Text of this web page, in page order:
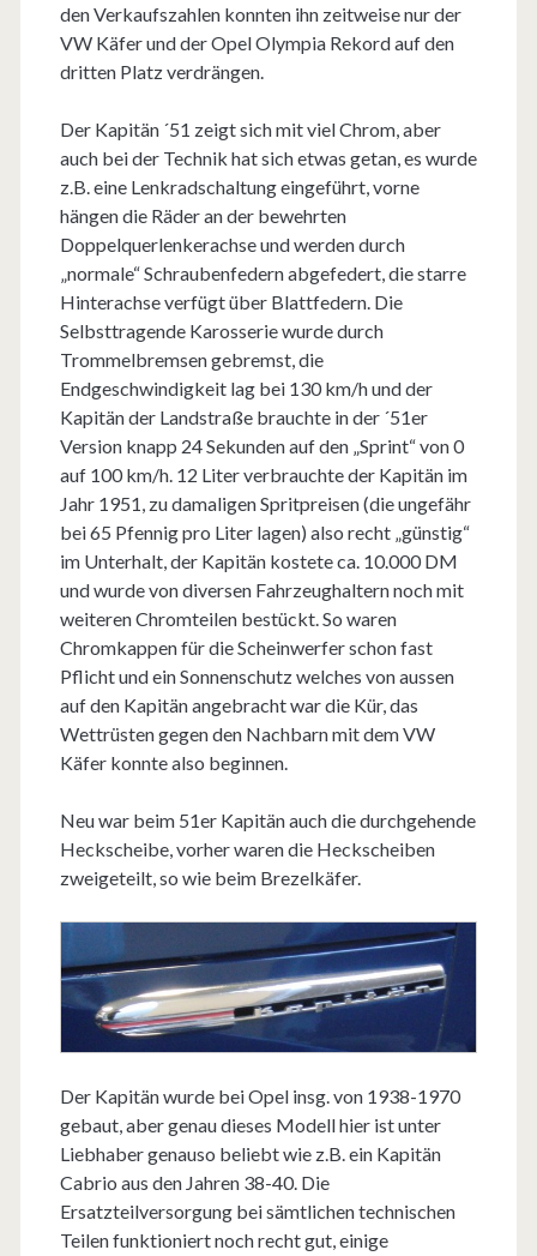
den Verkaufszahlen konnten ihn zeitweise nur der
VW Käfer und der Opel Olympia Rekord auf den
dritten Platz verdrängen.
Der Kapitän ´51 zeigt sich mit viel Chrom, aber
auch bei der Technik hat sich etwas getan, es wurde
z.B. eine Lenkradschaltung eingeführt, vorne
hängen die Räder an der bewehrten
Doppelquerlenkerachse und werden durch
„normale“ Schraubenfedern abgefedert, die starre
Hinterachse verfügt über Blattfedern. Die
Selbsttragende Karosserie wurde durch
Trommelbremsen gebremst, die
Endgeschwindigkeit lag bei 130 km/h und der
Kapitän der Landstraße brauchte in der ´51er
Version knapp 24 Sekunden auf den „Sprint“ von 0
auf 100 km/h. 12 Liter verbrauchte der Kapitän im
Jahr 1951, zu damaligen Spritpreisen (die ungefähr
bei 65 Pfennig pro Liter lagen) also recht „günstig“
im Unterhalt, der Kapitän kostete ca. 10.000 DM
und wurde von diversen Fahrzeughaltern noch mit
weiteren Chromteilen bestückt. So waren
Chromkappen für die Scheinwerfer schon fast
Pflicht und ein Sonnenschutz welches von aussen
auf den Kapitän angebracht war die Kür, das
Wettrüsten gegen den Nachbarn mit dem VW
Käfer konnte also beginnen.
Neu war beim 51er Kapitän auch die durchgehende
Heckscheibe, vorher waren die Heckscheiben
zweigeteilt, so wie beim Brezelkäfer.
Der Kapitän wurde bei Opel insg. von 1938-1970
gebaut, aber genau dieses Modell hier ist unter
Liebhaber genauso beliebt wie z.B. ein Kapitän
Cabrio aus den Jahren 38-40. Die
Ersatzteilversorgung bei sämtlichen technischen
Teilen funktioniert noch recht gut, einige